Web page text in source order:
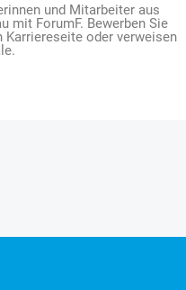
und Mitarbeiter aus
mit ForumF. Bewerben Sie
Karriereseite oder verweisen